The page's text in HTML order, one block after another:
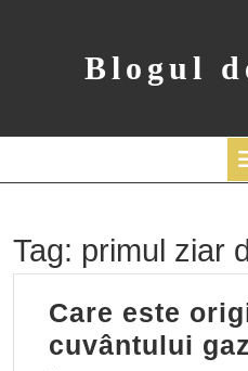
Blogul
Tag: primul ziar
Care este
cuvântului